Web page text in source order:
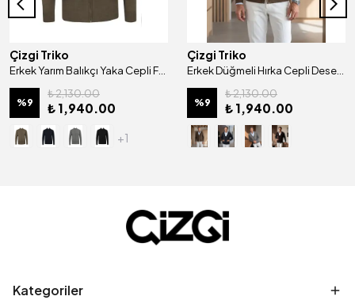
Çizgi Triko
Erkek Yarım Balıkçı Yaka Cepli Fermuarlı Hırka Klasik Kalıp - 5200K
%9
₺ 2,130.00
₺ 1,940.00
+1
Çizgi Triko
Erkek Düğmeli Hırka Cepli Desenli Çelik Örgü Klasik Kalıp - 5205M
%9
₺ 2,130.00
₺ 1,940.00
Kategoriler